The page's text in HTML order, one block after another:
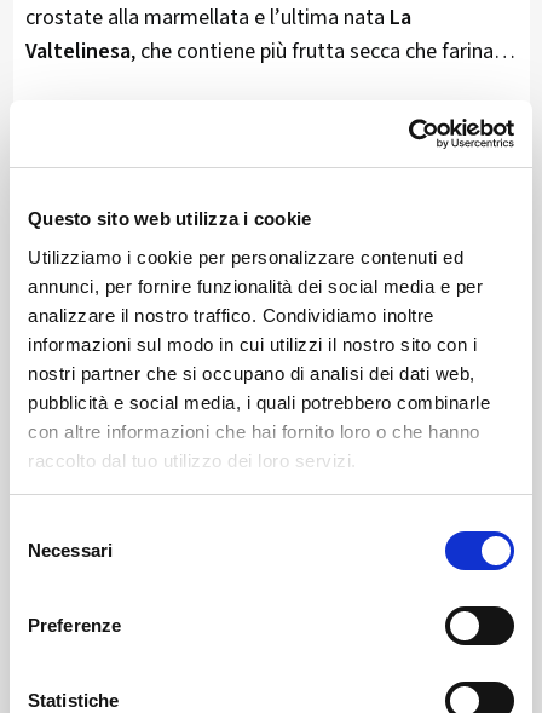
Questo sito web utilizza i cookie
Utilizziamo i cookie per personalizzare contenuti ed
annunci, per fornire funzionalità dei social media e per
analizzare il nostro traffico. Condividiamo inoltre
informazioni sul modo in cui utilizzi il nostro sito con i
nostri partner che si occupano di analisi dei dati web,
pubblicità e social media, i quali potrebbero combinarle
con altre informazioni che hai fornito loro o che hanno
raccolto dal tuo utilizzo dei loro servizi.
delNecessari
Preferenze
Statistiche
crostate alla marmellata e l’ultima nata La
Valtelinesa, che contiene più frutta secca che farina…
Un ventilatore "rinfresca" le giornate afose trascorse
Ma lui non si scompone, da una vita è così.
E ogni mattina si sveglia felice per il suo lavoro che
svolge con amore e passione.
Gli chiedo se non ha mai pensato di ingrandirsi: "No, a
me basta il mio spazio e il mio lavoro. Mi accontento e
soddisfazione"
Nel piccolo laboratorio tutto è studiato su misura,
I carrelli con i vassoi di biscotti appena sfornati